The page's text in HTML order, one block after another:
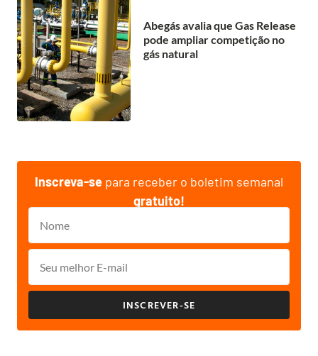
Abegás avalia que Gas Release
pode ampliar competição no
gás natural
Inscreva-se para receber o boletim semanal
gratuito!
INSCREVER-SE